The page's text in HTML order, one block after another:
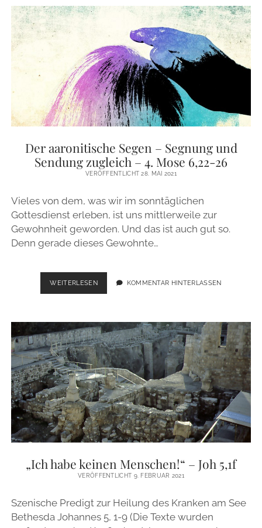
Der aaronitische Segen – Segnung und
Sendung zugleich – 4. Mose 6,22-26
VERÖFFENTLICHT 28. MAI 2021
Vieles von dem, was wir im sonntäglichen
Gottesdienst erleben, ist uns mittlerweile zur
Gewohnheit geworden. Und das ist auch gut so.
Denn gerade dieses Gewohnte…
WEITERLESENDER
AARONITISCHE
SEGNUNG
UND
SENDUNG
ZUGLEICH
–
4.
MOSE
6,22-
26
KOMMENTAR HINTERLASSEN
„Ich habe keinen Menschen!“ – Joh 5,1f
VERÖFFENTLICHT 9. FEBRUAR 2021
Szenische Predigt zur Heilung des Kranken am See
Bethesda Johannes 5, 1-9 (Die Texte wurden